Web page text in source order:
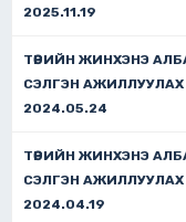
2025.11.19
ТӨРИЙН ЖИНХЭНЭ
СЭЛГЭН
2024.05.24
ТӨРИЙН ЖИНХЭНЭ
СЭЛГЭН
2024.04.19